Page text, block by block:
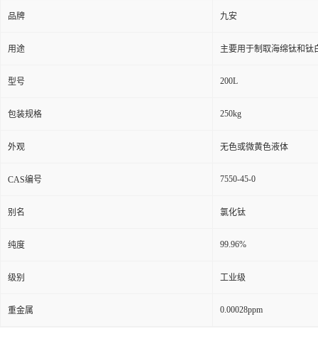
品牌 九安
用途 主要用于制取海绵钛和钛
型号 200L
包装规格 250kg
外观 无色或微黄色液体
CAS编号 7550-45-0
别名 氯化钛
纯度 99.96%
级别 工业级
重金属 0.00028ppm